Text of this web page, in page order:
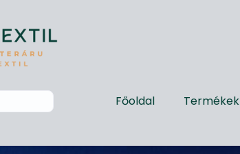
Főoldal Termékek